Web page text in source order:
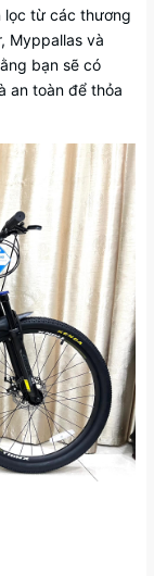
lọc từ các thương
Myppallas và
bạn sẽ có
an toàn để thỏa